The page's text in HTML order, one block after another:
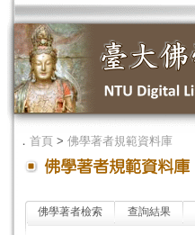
． 首頁 > 佛學著者規範資料庫
佛學著者檢索 查詢結果